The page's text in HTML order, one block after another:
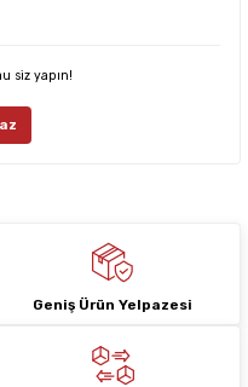
siz yapın!
Geniş Ürün Yelpazesi